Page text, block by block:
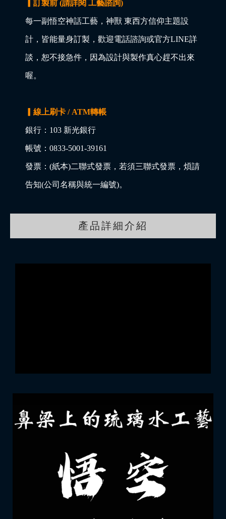
▎訂製前 (請詳閱 工藝諮詢)
每一副悟空神話工藝，神獸 東西方信仰主題設
計，皆能量身訂製，歡迎電話諮詢或官方LINE詳
談，恕不接急件，因為設計與製作真心趕不出來
喔。
▎線上刷卡 / ATM轉帳
銀行：103 新光銀行
帳號：0833-5001-39161
發票：(紙本)二聯式發票，若須三聯式發票，煩請
告知(公司名稱與統一編號)。
產品詳細介紹